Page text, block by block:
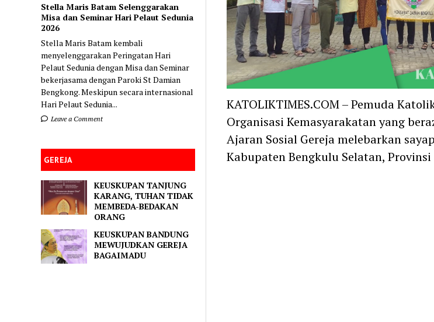
Stella Maris Batam Selenggarakan
Misa dan Seminar Hari Pelaut Sedunia
2026
Stella Maris Batam kembali
menyelenggarakan Peringatan Hari
Pelaut Sedunia dengan Misa dan Seminar
bekerjasama dengan Paroki St Damian
Bengkong. Meskipun secara internasional
Hari Pelaut Sedunia...
Leave a Comment
GEREJA
KEUSKUPAN TANJUNG
KARANG, TUHAN TIDAK
MEMBEDA-BEDAKAN
ORANG
KEUSKUPAN BANDUNG
MEWUJUDKAN GEREJA
BAGAIMADU
KATOLIKTIMES.COM – Pemuda
Organisasi Kemasyarakatan yang
Ajaran Sosial Gereja melebarkan
Kabupaten Bengkulu Selatan,